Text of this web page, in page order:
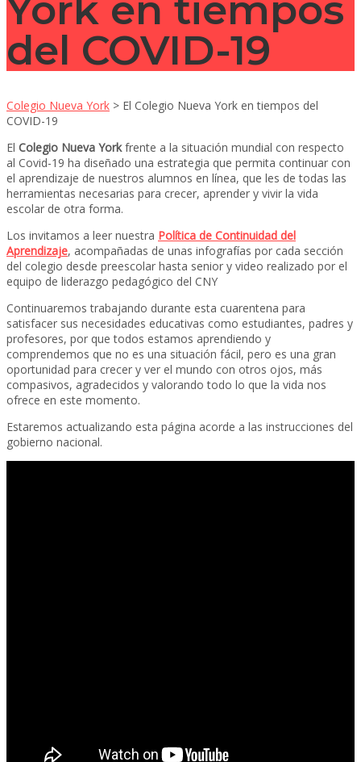
del COVID-19
Colegio Nueva York > El Colegio Nueva York en tiempos del
COVID-19
El Colegio Nueva Yorkfrente a la situación mundial con respecto
al Covid-19 ha diseñado una estrategia que permita continuar con
el aprendizaje de nuestros alumnos en línea, que les de todas las
herramientas necesarias para crecer, aprender y vivir la vida
escolar de otra forma.
Los invitamos a leer nuestra Política de Continuidad del
Aprendizaje, acompañadas de unas infografías por cada sección
del colegio desde preescolar hasta senior y video realizado por el
equipo de liderazgo pedagógico del CNY
Continuaremos trabajando durante esta cuarentena para
satisfacer sus necesidades educativas como estudiantes, padres y
profesores, por que todos estamos aprendiendo y
comprendemos que no es una situación fácil, pero es una gran
oportunidad para crecer y ver el mundo con otros ojos, más
compasivos, agradecidos y valorando todo lo que la vida nos
ofrece en este momento.
Estaremos actualizando esta página acorde a las instrucciones del
gobierno nacional.